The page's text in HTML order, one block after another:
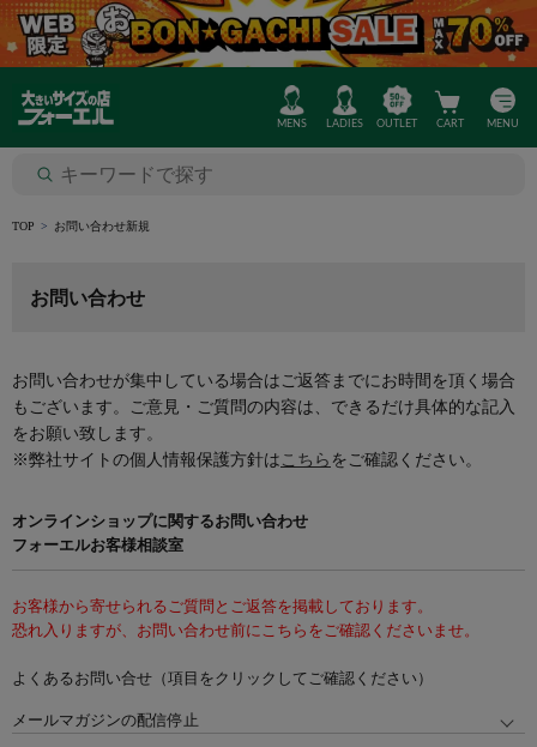
MENS LADIES OUTLET CART MENU
TOP お問い合わせ新規
お問い合わせ
お問い合わせが集中している場合はご返答までにお時間を頂く場合
もございます。ご意見・ご質問の内容は、できるだけ具体的な記入
をお願い致します。
※弊社サイトの個人情報保護方針は こちら をご確認ください。
オンラインショップに関するお問い合わせ
フォーエルお客様相談室
お客様から寄せられるご質問とご返答を掲載しております。
恐れ入りますが、お問い合わせ前にこちらをご確認くださいませ。
よくあるお問い合せ（項目をクリックしてご確認ください）
メールマガジンの配信停止